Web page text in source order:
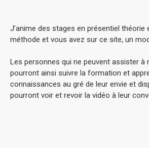
J’anime des stages en présentiel théorie
méthode et vous avez sur ce site, un
Les personnes qui ne peuvent assister à
pourront ainsi suivre la formation et
connaissances au gré de leur envie et
pourront voir et revoir la vidéo à leur